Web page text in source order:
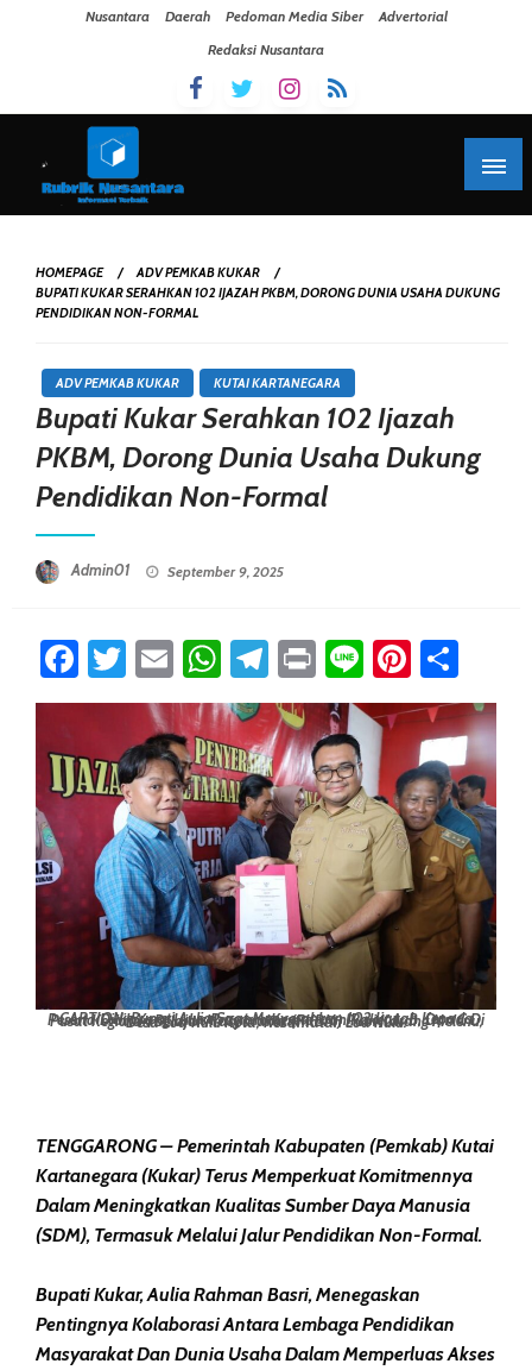
Nusantara Daerah Pedoman Media Siber
Advertorial
Redaksi Nusantara
HOMEPAGE
ADV PEMKAB KUKAR
BUPATI KUKAR SERAHKAN 102 IJAZAH PKBM, DORONG DUNIA USAHA DUKUNG
PENDIDIKAN NON-FORMAL
ADV PEMKAB KUKAR KUTAI KARTANEGARA
Bupati Kukar Serahkan 102 Ijazah
PKBM, Dorong Dunia Usaha Dukung
Pendidikan Non-Formal
Admin01 September 9, 2025
Facebook
Twitter
EmailWhatsApp
Telegram
PrintLine
CAPTION: Bupati Aulia Saat Menyerahkan 102 Ijazah Kepada Peserta Didik Yang Lulus Program Kesetaraan Paket A, B, Dan C Di Pusat Kegiatan Belajar Masyarakat (PKBM) Putri Karang Melenu, Desa Loa Kulu Kota, Kecamatan Loa Kulu.
TENGGARONG – Pemerintah Kabupaten (Pemkab) Kutai
Kartanegara (Kukar) Terus Memperkuat Komitmennya
Dalam Meningkatkan Kualitas Sumber Daya Manusia
(SDM), Termasuk Melalui Jalur Pendidikan Non-Formal.
Bupati Kukar, Aulia Rahman Basri, Menegaskan
Pentingnya Kolaborasi Antara Lembaga Pendidikan
Masyarakat Dan Dunia Usaha Dalam Memperluas Akses